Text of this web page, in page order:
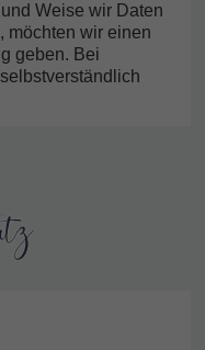
Weise wir Daten
möchten wir einen
geben. Bei